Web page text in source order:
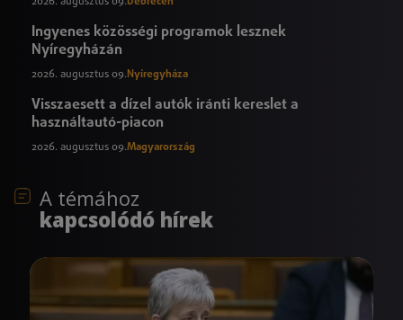
Ingyenes közösségi programok lesznek
Nyíregyházán
2026. augusztus 09. Nyíregyháza
Visszaesett a dízel autók iránti kereslet a
használtautó-piacon
2026. augusztus 09.Magyarország
A témához
kapcsolódó hírek